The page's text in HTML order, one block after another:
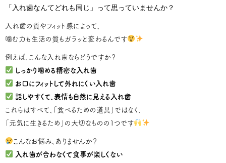
「入れ歯なんてどれも同じ」って思っていませんか？
入れ歯の質やフィット感によって、
噛む力も生活の質もガラッと変わるんです
例えば、こんな入れ歯ならどうですか？
しっかり噛める精密な入れ歯
お口にフィットして外れにくい入れ歯
話しやすくて、表情も自然に見える入れ歯
これらはすべて、「食べるための道具」ではなく、
「元気に生きるため」の大切なものの1つです
こんなお悩み、ありませんか？
入れ歯が合わなくて食事が楽しくない